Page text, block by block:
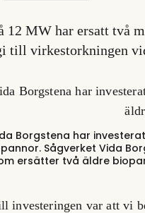
12 MW har ersatt två
till virkestorkningen
Borgstena har
Sågverket Vida
ersätter två äldre
investeringen var att vi